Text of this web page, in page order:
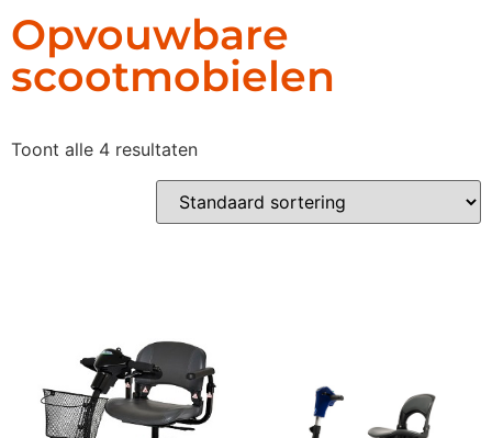
Opvouwbare
scootmobielen
Toont alle 4 resultaten